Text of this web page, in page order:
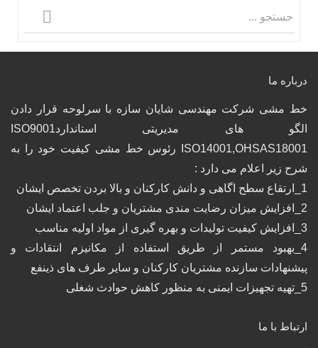
درباره ما
خط مشی شرکت مهندسی شایان سازه با سرلوحه قرار دادن
الگو های مدیریتی استانداردISO9001
ISO14001,OHSAS18001 رئوس خط مشی کیفیت خود را به
شرح زیر اعلام می دارد :
1_ارتقاع سطح اگاهی و دانش کارکنان و بالا بردن تخصص ایشان
2_افزایش میزان رضایت مندی مشتریان و جلب اعتماد ایشان
3_افزایش کیفیت تولیدات و بهره گیری از مواد اولیه مناسب
4_بهبود مستمر از طریق استفاده از مکانیزم انتقادات و
پیشنهادات سازنده مشتریان کارکنان و سایر طرف های ذینفع
5_تهیه تجهیزات ایمنی به منظور کاهش حوادث شغلی
ارتباط با ما